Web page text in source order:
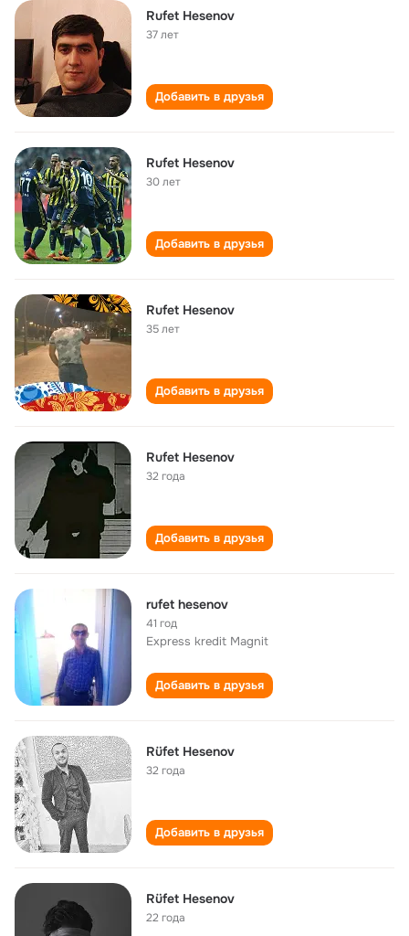
Rufet Hesenov
37 лет
Добавить в друзья
Rufet Hesenov
30 лет
Добавить в друзья
Rufet Hesenov
35 лет
Добавить в друзья
Rufet Hesenov
32 года
Добавить в друзья
rufet hesenov
41 год
Express kredit Magnit
Добавить в друзья
Rüfet Hesenov
32 года
Добавить в друзья
Rüfet Hesenov
22 года